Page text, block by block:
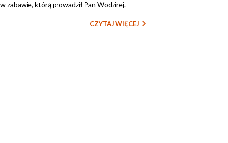
w zabawie, którą prowadził Pan Wodzirej.
CZYTAJ WIĘCEJ